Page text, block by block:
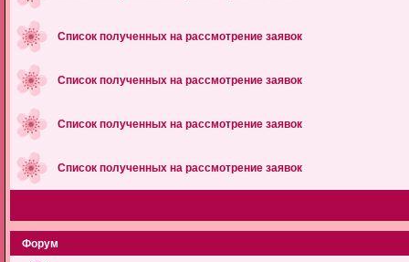
Список полученных на рассмотрение заявок
Список полученных на рассмотрение заявок
Список полученных на рассмотрение заявок
Список полученных на рассмотрение заявок
Форум